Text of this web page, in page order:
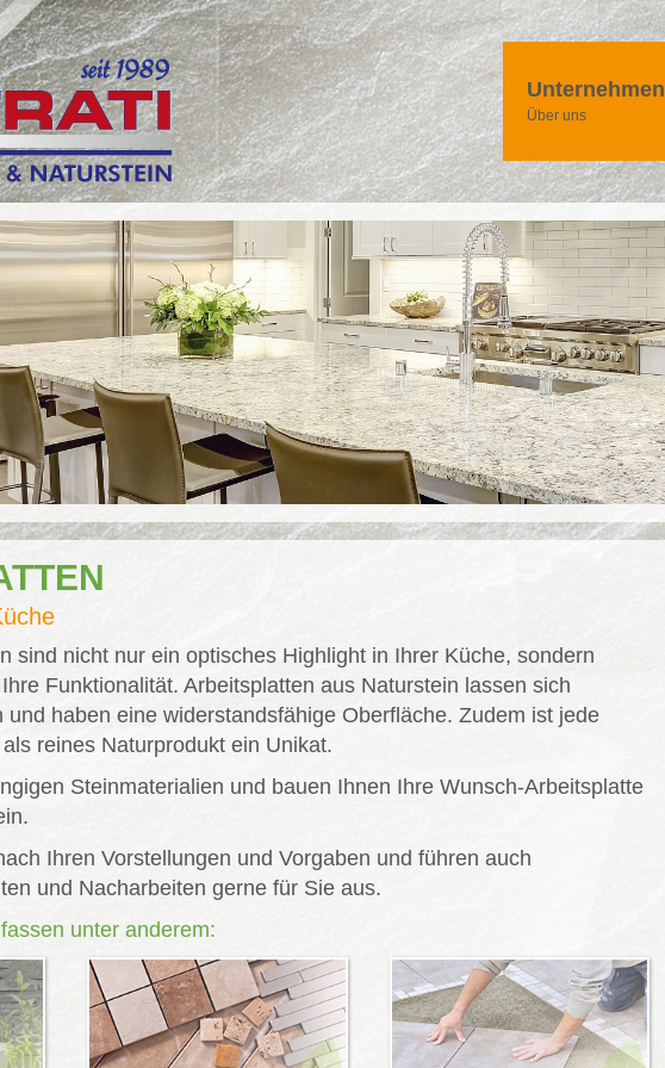
Unternehmen
Über uns
sind nicht nur ein optisches Highlight in Ihrer Küche, sondern
Funktionalität. Arbeitsplatten aus Naturstein lassen sich
und haben eine widerstandsfähige Oberfläche. Zudem ist jede
reines Naturprodukt ein Unikat.
Steinmaterialien und bauen Ihnen Ihre Wunsch-Arbeitsplatte
Ihren Vorstellungen und Vorgaben und führen auch
und Nacharbeiten gerne für Sie aus.
unter anderem: